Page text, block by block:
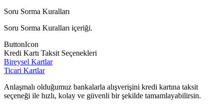
Soru Sorma Kuralları
Soru Sorma Kuralları içeriği.
ButtonIcon
Kredi Kartı Taksit Seçenekleri
Bireysel Kartlar
Ticari Kartlar
Anlaşmalı olduğumuz bankalarla alışverişini kredi kartına taksit
seçeneği ile hızlı, kolay ve güvenli bir şekilde tamamlayabilirsin.